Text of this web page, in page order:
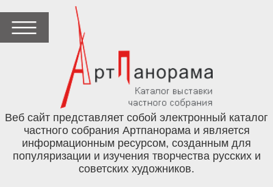
Веб сайт представляет собой электронный каталог
частного собрания Артпанорама и является
информационным ресурсом, созданным для
популяризации и изучения творчества русских и
советских художников.